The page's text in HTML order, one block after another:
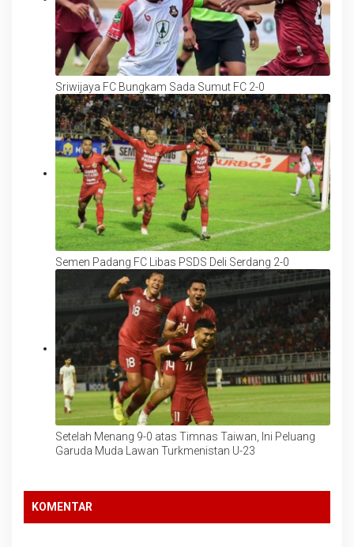
Sriwijaya FC Bungkam Sada Sumut FC 2-0
Semen Padang FC Libas PSDS Deli Serdang 2-0
Setelah Menang 9-0 atas Timnas Taiwan, Ini Peluang
Garuda Muda Lawan Turkmenistan U-23
KOMENTAR